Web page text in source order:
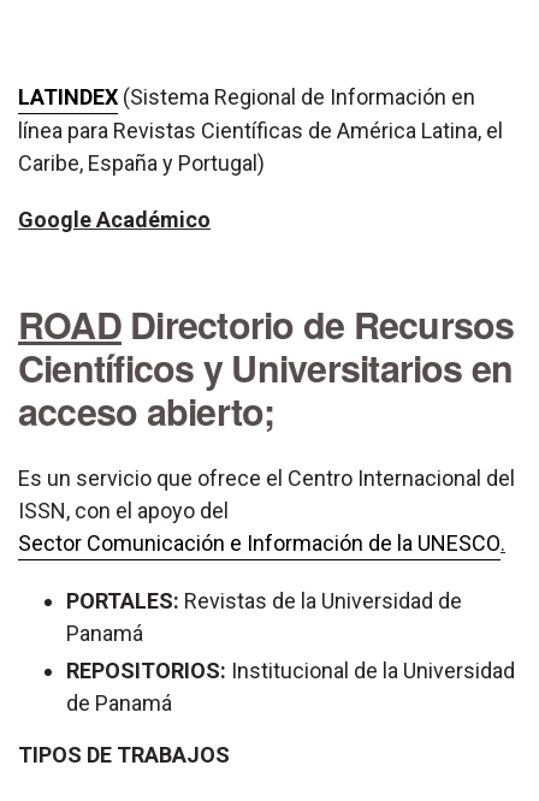
LATINDEX (Sistema Regional de Información en
línea para Revistas Científicas de América Latina, el
Caribe, España y Portugal)
Google Académico
ROADDirectorio de Recursos
Científicos y Universitarios en
acceso abierto;
Es un servicio que ofrece el Centro Internacional del
ISSN, con el apoyo del
Sector Comunicación e Información de la UNESCO.
PORTALES: Revistas de la Universidad de
Panamá
REPOSITORIOS: Institucional de la Universidad
de Panamá
TIPOS DE TRABAJOS